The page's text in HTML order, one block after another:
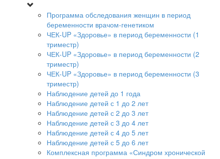
Программа обследования женщин в период
беременности врачом-генетиком
ЧЕК-UP «Здоровье» в период беременности (1
триместр)
ЧЕК-UP «Здоровье» в период беременности (2
триместр)
ЧЕК-UP «Здоровье» в период беременности (3
триместр)
Наблюдение детей до 1 года
Наблюдение детей с 1 до 2 лет
Наблюдение детей с 2 до 3 лет
Наблюдение детей с 3 до 4 лет
Наблюдение детей с 4 до 5 лет
Наблюдение детей с 5 до 6 лет
Комплексная программа «Синдром хронической